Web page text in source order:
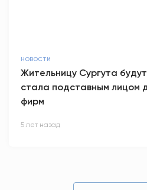
НОВОСТИ
Жительницу Сургута
стала подставным лицом
фирм
5 лет назад